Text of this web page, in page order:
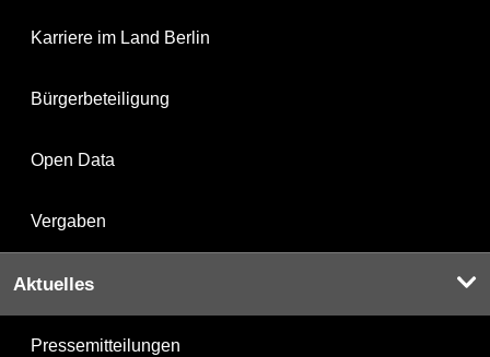
Karriere im Land Berlin
Bürgerbeteiligung
Open Data
Vergaben
Aktuelles
Pressemitteilungen